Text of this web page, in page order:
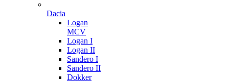
Dacia
Logan
MCV
Logan I
Logan II
Sandero I
Sandero II
Dokker